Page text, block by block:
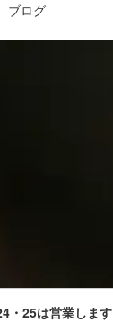
ブログ
・25は営業します